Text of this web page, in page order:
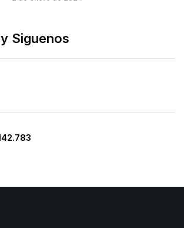
Siguenos